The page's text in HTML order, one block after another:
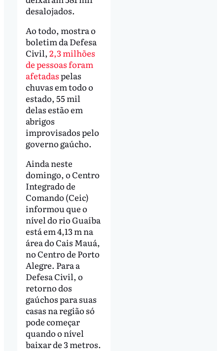
desalojados.
Ao todo, mostra o
boletim da Defesa
Civil, 2,3 milhões
de pessoas foram
afetadaspelas
chuvas em todo o
estado, 55 mil
delas estão em
abrigos
improvisados pelo
governo gaúcho.
Ainda neste
domingo, o Centro
Integrado de
Comando (Ceic)
informou que o
nível do rio Guaíba
está em 4,13 m na
área do Cais Mauá,
no Centro de Porto
Alegre. Para a
Defesa Civil, o
retorno dos
gaúchos para suas
casas na região só
pode começar
quando o nível
baixar de 3 metros.